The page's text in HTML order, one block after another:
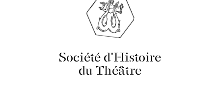
Société d'Histoire
du Théâtre